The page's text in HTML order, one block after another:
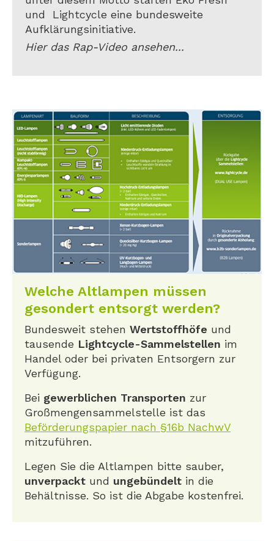
und Lightcycle eine bundesweite
Aufklärungsinitiative.
Hier das Rap-Video ansehen...
Welche Altlampen müssen
gesondert entsorgt werden?
Bundesweit stehen Wertstoffhöfe und
tausende Lightcycle-Sammelstellen im
Handel oder bei privaten Entsorgern zur
Verfügung.
Bei gewerblichen Transporten zur
Großmengensammelstelle ist das
Beförderungspapier nach §16b NachwV
mitzuführen.
Legen Sie die Altlampen bitte sauber,
unverpackt und ungebündelt in die
Behältnisse. So ist die Abgabe kostenfrei.